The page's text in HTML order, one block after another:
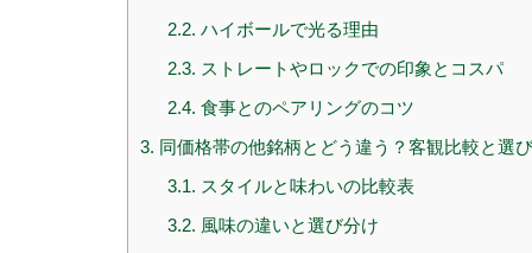
2.2. ハイボールで光る理由
2.3. ストレートやロックでの印象とコスパ
2.4. 食事とのペアリングのコツ
3. 同価格帯の他銘柄とどう違う？客観比較と選
3.1. スタイルと味わいの比較表
3.2. 風味の違いと選び分け